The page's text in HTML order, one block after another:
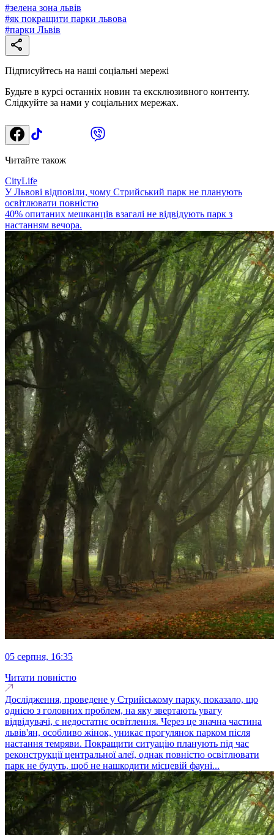
#зелена зона львів
#як покращити парки львова
#парки Львів
Підписуйтесь на наші соціальні мережі
Будьте в курсі останніх новин та ексклюзивного контенту.
Слідкуйте за нами у соціальних мережах.
Читайте також
CityLife
У Львові відповіли, чому Стрийський парк не планують
освітлювати повністю
40% опитаних мешканців взагалі не відвідують парк з
настанням вечора.
05 серпня, 16:35
Читати повністю
Дослідження, проведене у Стрийському парку, показало, що
однією з головних проблем, на яку звертають увагу
відвідувачі, є недостатнє освітлення. Через це значна частина
львів'ян, особливо жінок, уникає прогулянок парком після
настання темряви. Покращити ситуацію планують під час
реконструкції центральної алеї, однак повністю освітлювати
парк не будуть, щоб не нашкодити місцевій фауні...